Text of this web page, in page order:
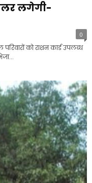
लगेगी-
0
को राशन कार्ड उपलब्ध